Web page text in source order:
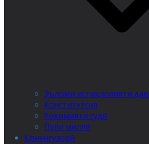
Эъломи истиқлолияти
Конститутсия
Ҳокимияти судӣ
Пули миллӣ
Қонунгузорӣ